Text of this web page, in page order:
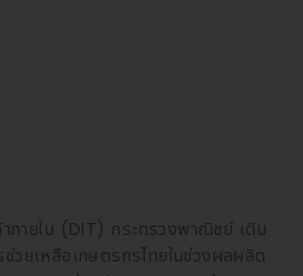
ภายใน (DIT) กระทรวงพาณิชย์ เดิน
ช่วยเหลือเกษตรกรไทยในช่วงผลผลิต